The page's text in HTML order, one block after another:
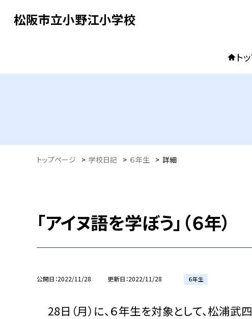
松阪市立小野江小学校
ト
トップページ > 学校日記 > ６年生 > 詳細
「アイヌ語を学ぼう」（６年）
公開日 2022/11/28 更新日 2022/11/28 ６年生
28日（月）に、６年生を対象として、松浦